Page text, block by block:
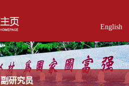
English
副研究员